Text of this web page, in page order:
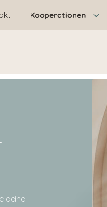
Kooperationen
deine